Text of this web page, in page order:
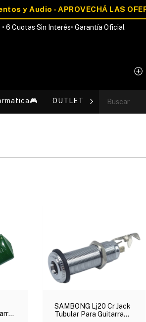
6 Cuotas Sin Interés• Garantía Oficial
OUTLET💰 Blog
SAMBONG Lj20 Cr Jack
Tubular Para Guitarra